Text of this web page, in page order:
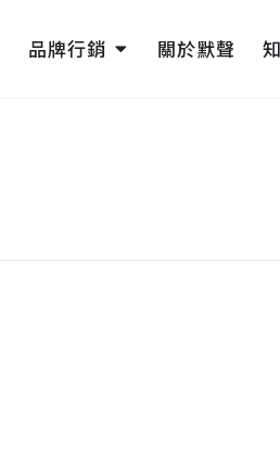
品牌行銷 Open 品牌行銷
關於默聲